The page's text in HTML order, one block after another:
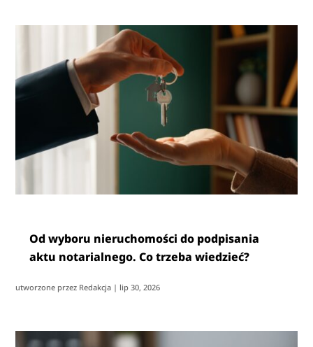
Od wyboru nieruchomości do podpisania
aktu notarialnego. Co trzeba wiedzieć?
utworzone przez Redakcja | lip 30, 2026